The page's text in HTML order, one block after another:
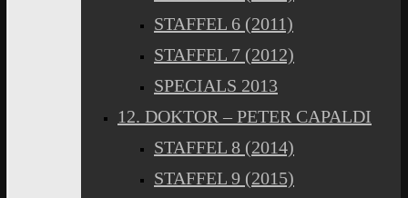
STAFFEL 6 (2011)
STAFFEL 7 (2012)
SPECIALS 2013
12. DOKTOR – PETER CAPALDI
STAFFEL 8 (2014)
STAFFEL 9 (2015)